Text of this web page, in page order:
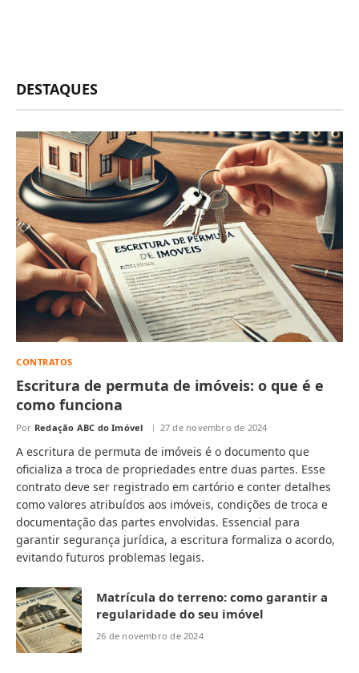
DESTAQUES
CONTRATOS
Escritura de permuta de imóveis: o que é e
como funciona
Por Redação ABC do Imóvel 27 de novembro de 2024
A escritura de permuta de imóveis é o documento que
oficializa a troca de propriedades entre duas partes. Esse
contrato deve ser registrado em cartório e conter detalhes
como valores atribuídos aos imóveis, condições de troca e
documentação das partes envolvidas. Essencial para
garantir segurança jurídica, a escritura formaliza o acordo,
evitando futuros problemas legais.
Matrícula do terreno: como garantir a
regularidade do seu imóvel
26 de novembro de 2024